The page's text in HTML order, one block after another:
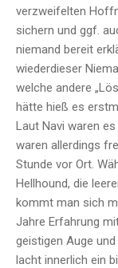
verzweifelten
sichern und ggf.
niemand bereit
wiederdieser
welche andere
hätte hieß es
Laut Navi waren
waren allerdings
Stunde vor Ort.
Hellhound, die
kommt man sich
Jahre Erfahrung
geistigen Auge
lacht innerlich ein